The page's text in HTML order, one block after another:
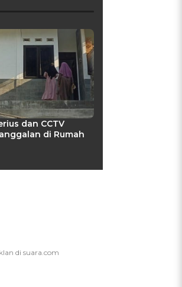
dan CCTV
di Rumah